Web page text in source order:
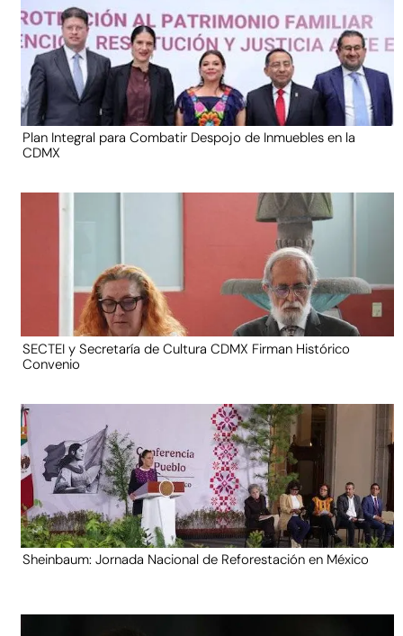
Plan Integral para Combatir Despojo de Inmuebles en la
CDMX
SECTEI y Secretaría de Cultura CDMX Firman Histórico
Convenio
Sheinbaum: Jornada Nacional de Reforestación en México